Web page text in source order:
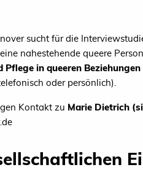
sucht für die
nahestehende queere
in queeren
oder persönlich).
Kontakt zu Marie Dietrich